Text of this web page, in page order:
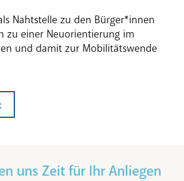
Nahtstelle zu den Bürger*innen
zu einer Neuorientierung im
und damit zur Mobilitätswende
uns Zeit für Ihr Anliegen